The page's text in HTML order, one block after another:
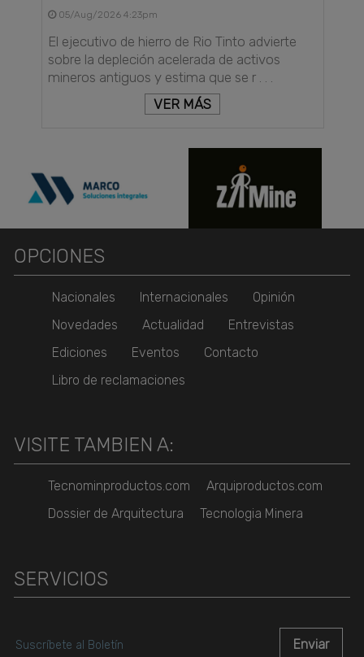
05/Aug/2026 4:23pm
El ejecutivo de hierro de Rio Tinto advierte
sobre la depleción acelerada de activos
mineros antiguos y estima que se r . . .
VER MÁS
OPCIONES
Nacionales Internacionales
Opinión
Novedades
Actualidad
Entrevistas
Ediciones
Eventos
Contacto
Libro de reclamaciones
VISITE TAMBIEN A:
Tecnominproductos.com
Arquiproductos.com
Dossier de Arquitectura
Tecnologia Minera
SERVICIOS